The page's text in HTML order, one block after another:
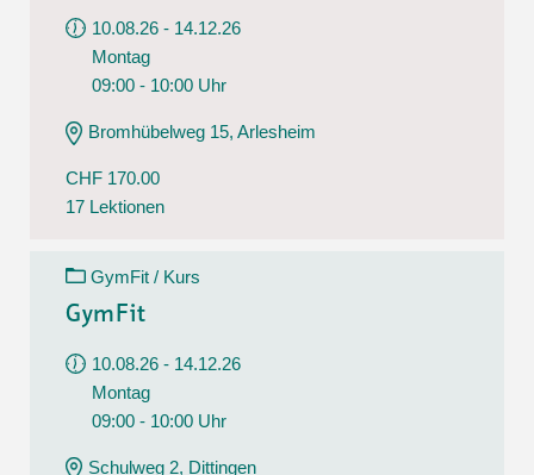
10.08.26 - 14.12.26
Montag
09:00 - 10:00 Uhr
Bromhübelweg 15, Arlesheim
CHF 170.00
17 Lektionen
GymFit / Kurs
GymFit
10.08.26 - 14.12.26
Montag
09:00 - 10:00 Uhr
Schulweg 2, Dittingen